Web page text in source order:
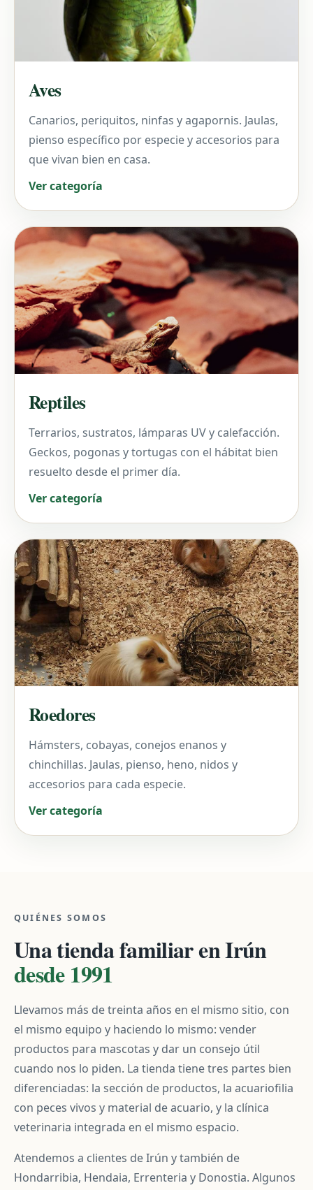
Aves
Canarios, periquitos, ninfas y agapornis. Jaulas,
pienso específico por especie y accesorios para
que vivan bien en casa.
Ver categoría
Reptiles
Terrarios, sustratos, lámparas UV y calefacción.
Geckos, pogonas y tortugas con el hábitat bien
resuelto desde el primer día.
Ver categoría
Roedores
Hámsters, cobayas, conejos enanos y
chinchillas. Jaulas, pienso, heno, nidos y
accesorios para cada especie.
Ver categoría
QUIÉNES SOMOS
Una tienda familiar en Irún
desde 1991
Llevamos más de treinta años en el mismo sitio, con
el mismo equipo y haciendo lo mismo: vender
productos para mascotas y dar un consejo útil
cuando nos lo piden. La tienda tiene tres partes bien
diferenciadas: la sección de productos, la acuariofilia
con peces vivos y material de acuario, y la clínica
veterinaria integrada en el mismo espacio.
Atendemos a clientes de Irún y también de
Hondarribia, Hendaia, Errenteria y Donostia. Algunos